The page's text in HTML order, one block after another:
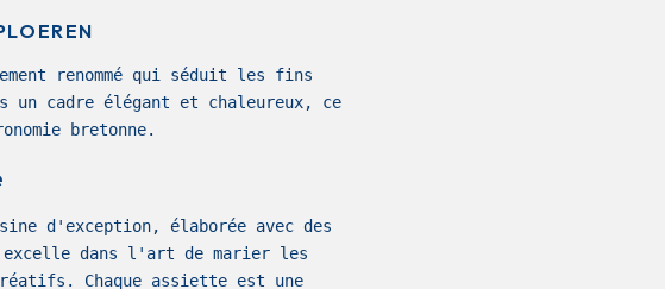
renommé qui séduit les fins
un cadre élégant et chaleureux, ce
bretonne.
d'exception, élaborée avec des
dans l'art de marier les
Chaque assiette est une